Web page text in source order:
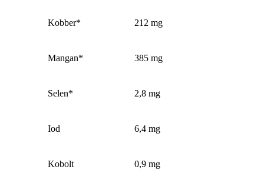
Kobber* 212 mg
Mangan* 385 mg
Selen* 2,8 mg
Iod 6,4 mg
Kobolt 0,9 mg